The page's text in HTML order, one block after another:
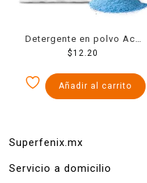
Detergente en polvo Ace
blancos y colores 250 g
$12.20
Añadir al carrito
Superfenix.mx
Servicio a domicilio